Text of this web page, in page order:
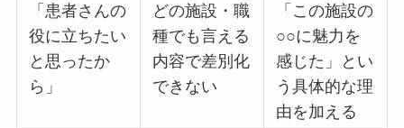
「患者さんの
役に立ちたい
と思ったか
ら」
どの施設・職
種でも言える
内容で差別化
できない
「この施設の
○○に魅力を
感じた」とい
う具体的な理
由を加える